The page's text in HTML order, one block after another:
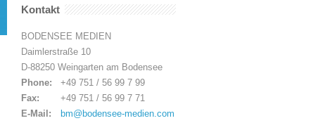
Kontakt
BODENSEE MEDIEN
Daimlerstraße 10
D-88250 Weingarten am Bodensee
Phone:
+49 751 / 56 99 7 99
Fax:
+49 751 / 56 99 7 71
E-Mail:
bm@bodensee-medien.com